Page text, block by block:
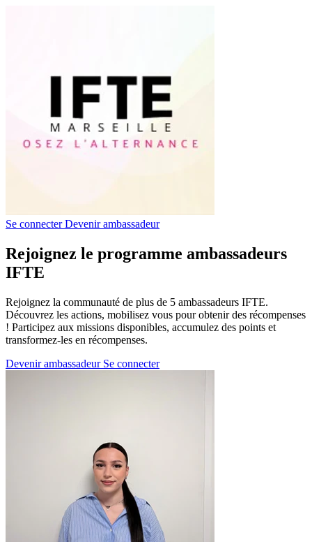
Se connecterDevenir ambassadeur
Rejoignez le programme ambassadeurs
IFTE
Rejoignez la communauté de plus de 5 ambassadeurs IFTE.
Découvrez les actions, mobilisez vous pour obtenir des récompenses
! Participez aux missions disponibles, accumulez des points et
transformez-les en récompenses.
Devenir ambassadeur Se connecter